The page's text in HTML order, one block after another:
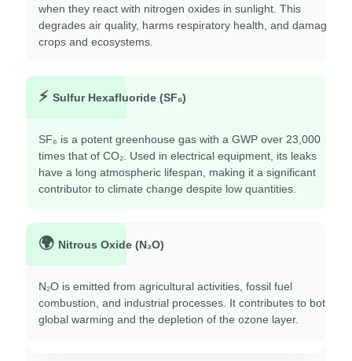
when they react with nitrogen oxides in sunlight. This
degrades air quality, harms respiratory health, and damages
crops and ecosystems.
⚡ Sulfur Hexafluoride (SF₆)
SF₆ is a potent greenhouse gas with a GWP over 23,000
times that of CO₂. Used in electrical equipment, its leaks
have a long atmospheric lifespan, making it a significant
contributor to climate change despite low quantities.
🌍 Nitrous Oxide (N₂O)
N₂O is emitted from agricultural activities, fossil fuel
combustion, and industrial processes. It contributes to both
global warming and the depletion of the ozone layer.